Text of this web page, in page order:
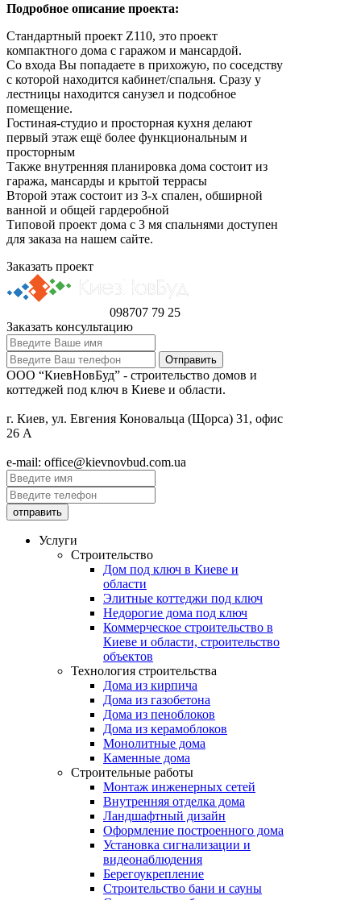
Подробное описание проекта:
Стандартный проект Z110, это проект
компактного дома с гаражом и мансардой.
Со входа Вы попадаете в прихожую, по соседству
с которой находится кабинет/спальня. Сразу у
лестницы находится санузел и подсобное
помещение.
Гостиная-студио и просторная кухня делают
первый этаж ещё более функциональным и
просторным
Также внутренняя планировка дома состоит из
гаража, мансарды и крытой террасы
Второй этаж состоит из 3-х спален, обширной
ванной и общей гардеробной
Типовой проект дома с 3 мя спальнями доступен
для заказа на нашем сайте.
Заказать проект
098707 79 25
Заказать консультацию
ООО “КиевНовБуд” - строительство домов и
коттеджей под ключ в Киеве и области.
г. Киев, ул. Евгения Коновальца (Щорса) 31, офис
26 А
e-mail: office@kievnovbud.com.ua
Услуги
Строительство
Дом под ключ в Киеве и
области
Элитные коттеджи под ключ
Недорогие дома под ключ
Коммерческое строительство в
Киеве и области, строительство
объектов
Технология строительства
Дома из кирпича
Дома из газобетона
Дома из пеноблоков
Дома из керамоблоков
Монолитные дома
Каменные дома
Строительные работы
Монтаж инженерных сетей
Внутренняя отделка дома
Ландшафтный дизайн
Оформление построенного дома
Установка сигнализации и
видеонаблюдения
Берегоукрепление
Строительство бани и сауны